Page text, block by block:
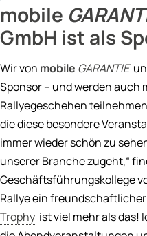
mobile
GmbH ist als
Wir von mobile GARANTIE
Sponsor – und werden auch
Rallyegeschehen
die diese besondere
immer wieder schön zu
unserer Branche zugeht,“
Geschäftsführungskollege
Rallye ein
Trophy ist viel mehr als das!